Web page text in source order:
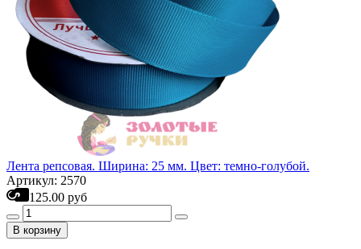
Лента репсовая. Ширина: 25 мм. Цвет: темно-голубой.
Артикул: 2570
125.00 руб
В корзину